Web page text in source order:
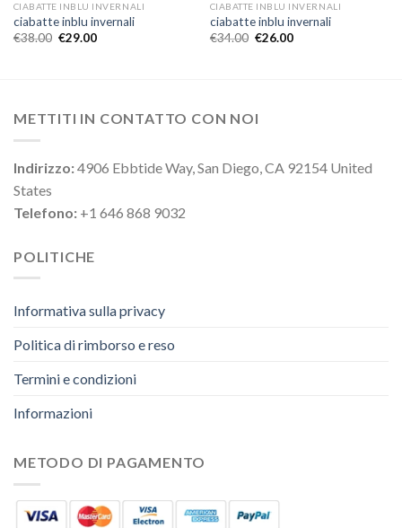
CIABATTE INBLU INVERNALI
ciabatte inblu invernali
€38.00 €29.00
CIABATTE INBLU INVERNALI
ciabatte inblu invernali
€34.00 €26.00
METTITI IN CONTATTO CON NOI
Indirizzo:4906 Ebbtide Way, San Diego, CA 92154 United
States
Telefono: +1 646 868 9032
POLITICHE
Informativa sulla privacy
Politica di rimborso e reso
Termini e condizioni
Informazioni
METODO DI PAGAMENTO